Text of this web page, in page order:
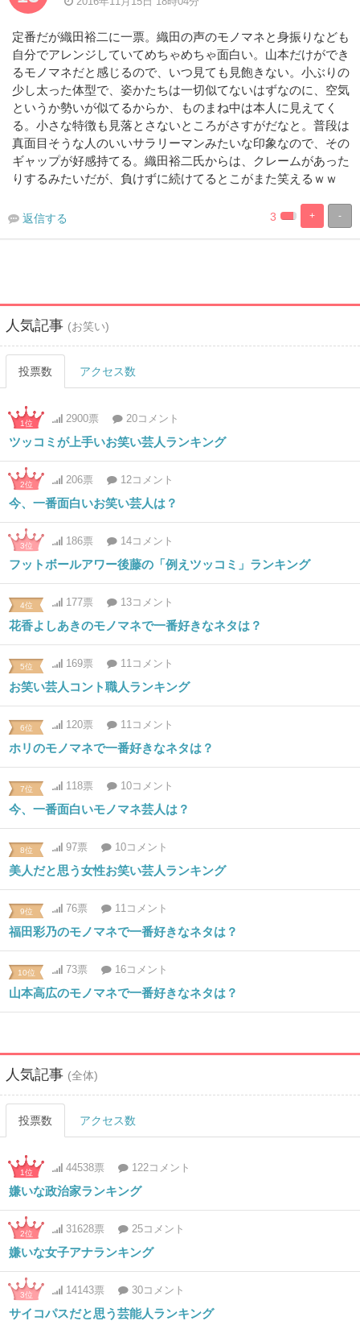
定番だが織田裕二に一票。織田の声のモノマネと身振りなども
自分でアレンジしていてめちゃめちゃ面白い。山本だけができ
るモノマネだと感じるので、いつ見ても見飽きない。小ぶりの
少し太った体型で、姿かたちは一切似てないはずなのに、空気
というか勢いが似てるからか、ものまね中は本人に見えてく
る。小さな特徴も見落とさないところがさすがだなと。普段は
真面目そうな人のいいサラリーマンみたいな印象なので、その
ギャップが好感持てる。織田裕二氏からは、クレームがあった
りするみたいだが、負けずに続けてるとこがまた笑えるｗｗ
-
+
3
返信する
人気記事 (お笑い)
投票数 アクセス数
1位 2900票 20コメント
ツッコミが上手いお笑い芸人ランキング
2位 206票 12コメント
今、一番面白いお笑い芸人は？
3位 186票 14コメント
フットボールアワー後藤の「例えツッコミ」ランキング
4位 177票 13コメント
花香よしあきのモノマネで一番好きなネタは？
5位 169票 11コメント
お笑い芸人コント職人ランキング
6位 120票 11コメント
ホリのモノマネで一番好きなネタは？
7位 118票 10コメント
今、一番面白いモノマネ芸人は？
8位 97票 10コメント
美人だと思う女性お笑い芸人ランキング
9位 76票 11コメント
福田彩乃のモノマネで一番好きなネタは？
10位 73票 16コメント
山本高広のモノマネで一番好きなネタは？
人気記事 (全体)
投票数 アクセス数
1位 44538票 122コメント
嫌いな政治家ランキング
2位 31628票 25コメント
嫌いな女子アナランキング
3位 14143票 30コメント
サイコパスだと思う芸能人ランキング